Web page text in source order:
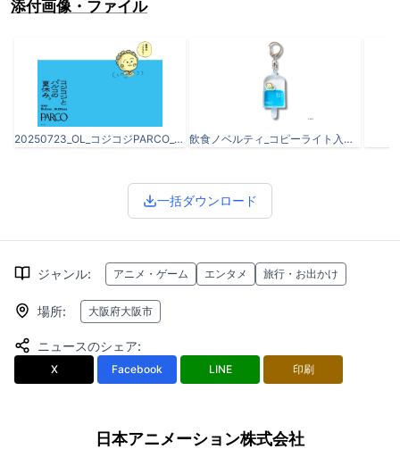
添付画像・ファイル
20250723_OL_コジコジPARCO_B3_0602.jpg 飲食ノベルティ_コピーライト入りpng.png
一括ダウンロード
ジャンル: アニメ・ゲーム エンタメ 旅行・お出かけ
場所: 大阪府大阪市
ニュースのシェア:
X Facebook LINE 印刷
日本アニメーション株式会社